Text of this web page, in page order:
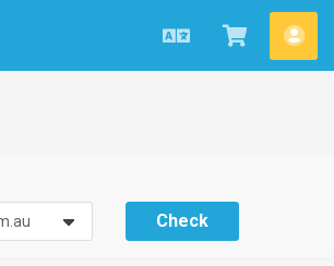
ČeštinaZobrazit
košík
Check